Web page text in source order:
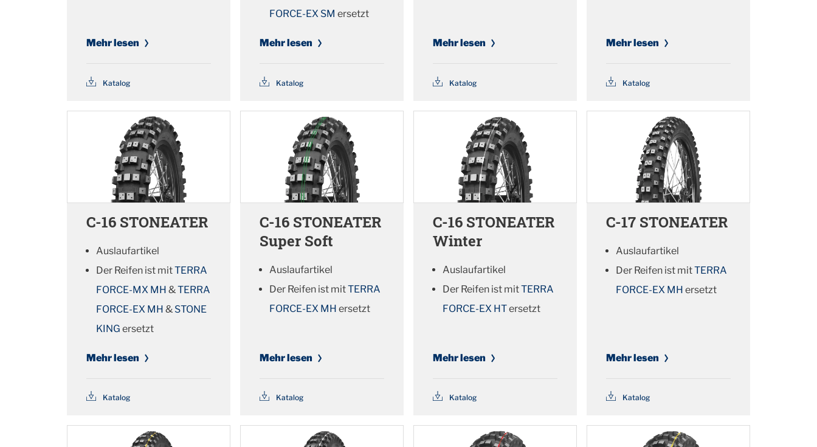
Mehr lesen
Katalog
FORCE-EX SM ersetzt
Mehr lesen
Katalog
Mehr lesen
Katalog
Mehr lesen
Katalog
C-16 STONEATER
Auslaufartikel
Der Reifen ist mitTERRA
FORCE-MX MH &TERRA
FORCE-EX MH & STONE
KING ersetzt
Mehr lesen
Katalog
C-16 STONEATER
Super Soft
Auslaufartikel
Der Reifen ist mitTERRA
FORCE-EX MH ersetzt
Mehr lesen
Katalog
C-16 STONEATER
Winter
Auslaufartikel
Der Reifen ist mitTERRA
FORCE-EX HTersetzt
Mehr lesen
Katalog
C-17 STONEATER
Auslaufartikel
Der Reifen ist mitTERRA
FORCE-EX MH ersetzt
Mehr lesen
Katalog